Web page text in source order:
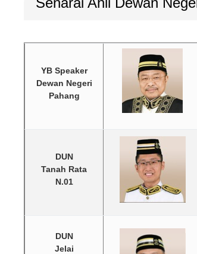
YB Speaker
Dewan Negeri
Pahang
DUN
Tanah Rata
N.01
DUN
Jelai